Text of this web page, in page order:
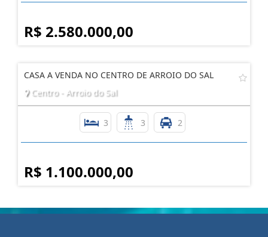
R$ 2.580.000,00
CASA A VENDA NO CENTRO DE ARROIO DO SAL
Centro - Arroio do Sal
3 3 2
R$ 1.100.000,00